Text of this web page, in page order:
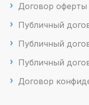
Договор оферты
Публичный
Публичный
Публичный
Договор